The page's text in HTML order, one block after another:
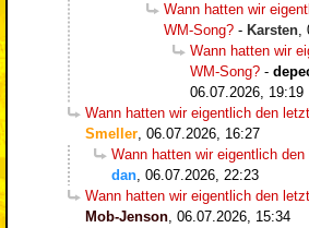
Wann hatten wir
WM-Song? - Karsten,
Wann hatten wir
WM-Song? -
06.07.2026, 19:19
Wann hatten wir eigentlich den
Smeller, 06.07.2026, 16:27
Wann hatten wir eigentlich
dan, 06.07.2026, 22:23
Wann hatten wir eigentlich den
Mob-Jenson, 06.07.2026, 15:34